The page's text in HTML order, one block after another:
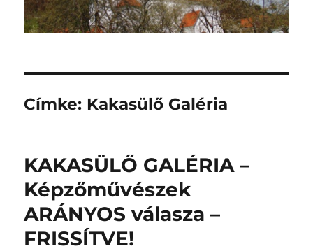
Címke: Kakasülő Galéria
KAKASÜLŐ GALÉRIA –
Képzőművészek
ARÁNYOS válasza –
FRISSÍTVE!